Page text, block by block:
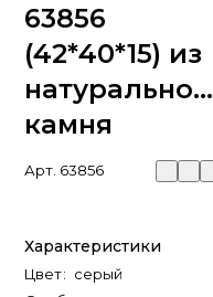
63856
(42*40*15) из
натурального
камня
Арт. 63856
Характеристики
Цвет: серый